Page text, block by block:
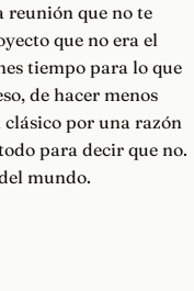
reunión que no te
que no era el
tiempo para lo que
de hacer menos
por una razón
para decir que no.
mundo.